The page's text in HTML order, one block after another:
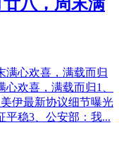
欢喜，满载而归1、
伊最新协议细节曝光
平稳3、公安部：我...